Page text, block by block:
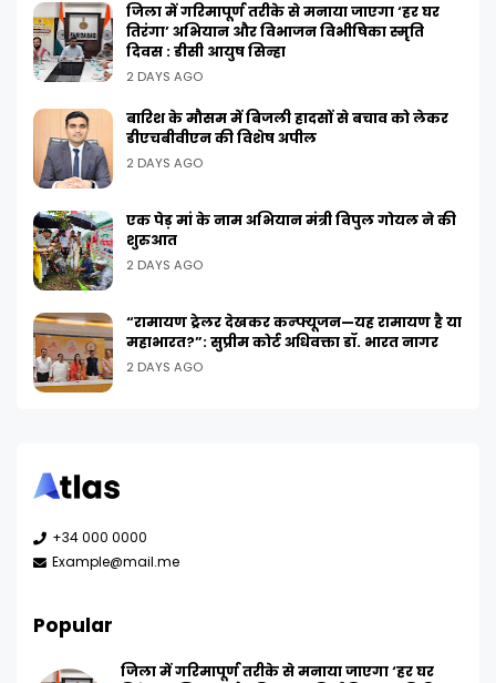
जिला में गरिमापूर्ण तरीके से मनाया जाएगा ‘हर घर
तिरंगा’ अभियान और विभाजन विभीषिका स्मृति
दिवस : डीसी आयुष सिन्हा
2 DAYS AGO
बारिश के मौसम में बिजली हादसों से बचाव को लेकर
डीएचबीवीएन की विशेष अपील
2 DAYS AGO
एक पेड़ मां के नाम अभियान मंत्री विपुल गोयल ने की
शुरुआत
2 DAYS AGO
“रामायण ट्रेलर देखकर कन्फ्यूजन—यह रामायण है या
महाभारत?”: सुप्रीम कोर्ट अधिवक्ता डॉ. भारत नागर
2 DAYS AGO
+34 000 0000
Example@mail.me
Popular
जिला में गरिमापूर्ण तरीके से मनाया जाएगा ‘हर घर